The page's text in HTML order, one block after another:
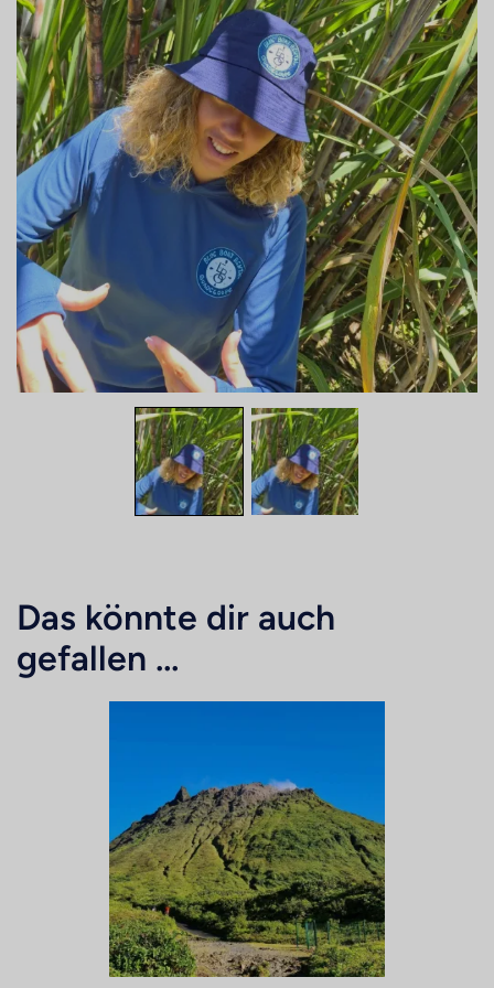
Das könnte dir auch
gefallen …